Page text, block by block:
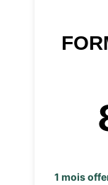
1 mois